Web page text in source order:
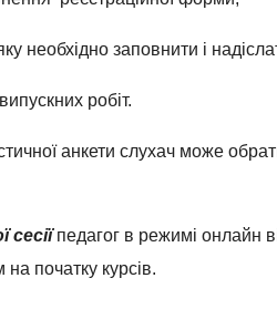
необхідно заповнити і
робіт.
анкети слухач може
сесіїпедагог в режимі онлайн
початку курсів.